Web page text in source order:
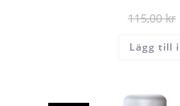
115,00kr
Lägg till